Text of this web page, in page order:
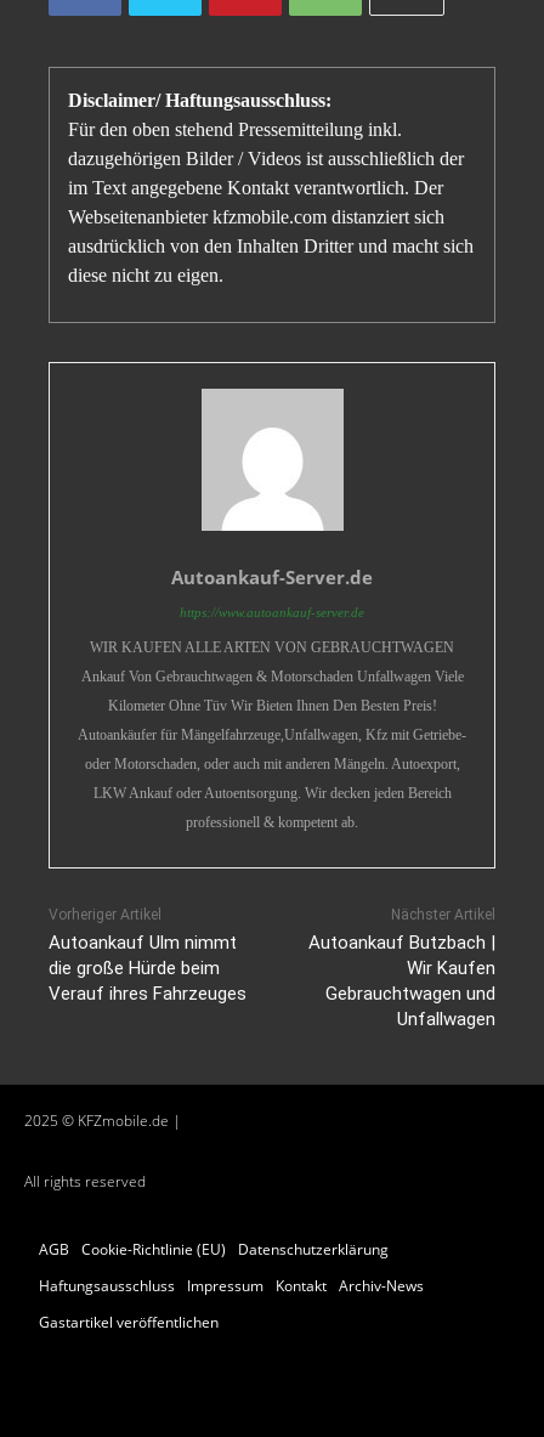
Disclaimer/ Haftungsausschluss:
Für den oben stehend Pressemitteilung inkl.
dazugehörigen Bilder / Videos ist ausschließlich der
im Text angegebene Kontakt verantwortlich. Der
Webseitenanbieter kfzmobile.com distanziert sich
ausdrücklich von den Inhalten Dritter und macht sich
diese nicht zu eigen.
Autoankauf-Server.de
https://www.autoankauf-server.de
WIR KAUFEN ALLE ARTEN VON GEBRAUCHTWAGEN
Ankauf Von Gebrauchtwagen & Motorschaden Unfallwagen Viele
Kilometer Ohne Tüv Wir Bieten Ihnen Den Besten Preis!
Autoankäufer für Mängelfahrzeuge,Unfallwagen, Kfz mit Getriebe-
oder Motorschaden, oder auch mit anderen Mängeln. Autoexport,
LKW Ankauf oder Autoentsorgung. Wir decken jeden Bereich
professionell & kompetent ab.
Vorheriger Artikel
Autoankauf Ulm nimmt
die große Hürde beim
Verauf ihres Fahrzeuges
Nächster Artikel
Autoankauf Butzbach |
Wir Kaufen
Gebrauchtwagen und
Unfallwagen
2025 © KFZmobile.de |
All rights reserved
AGB Cookie-Richtlinie (EU)
Datenschutzerklärung
Haftungsausschluss
Impressum Kontakt Archiv-News
Gastartikel veröffentlichen